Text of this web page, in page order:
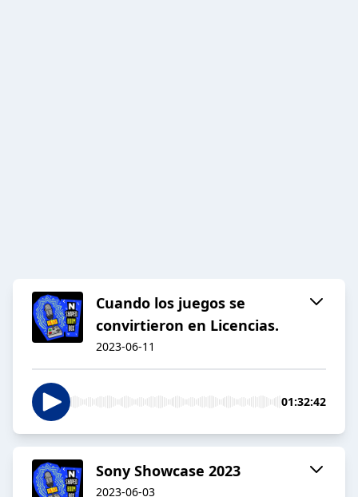
Cuando los juegos se
convirtieron en Licencias.
2023-06-11
01:32:42
Sony Showcase 2023
2023-06-03